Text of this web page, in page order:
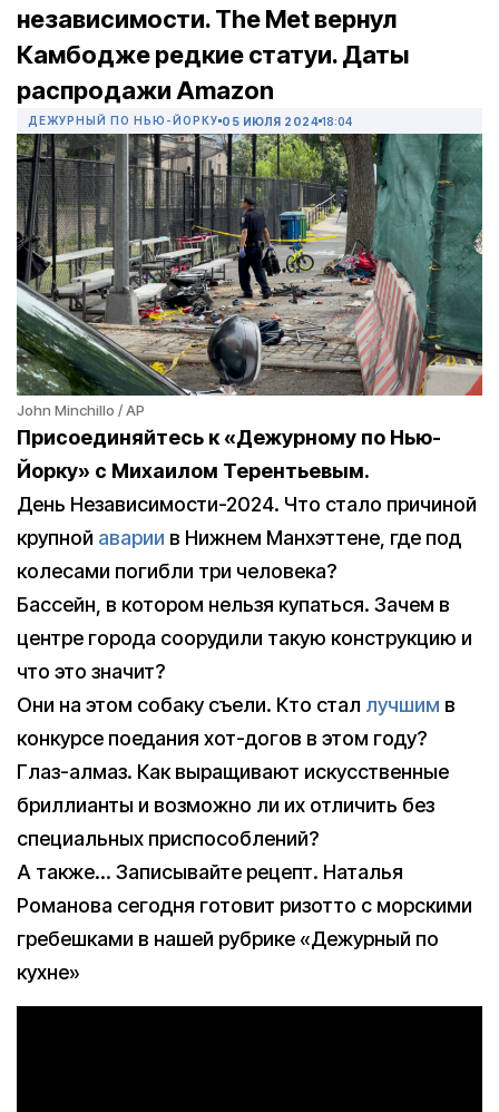
независимости. The Met вернул
Камбодже редкие статуи. Даты
распродажи Amazon
ДЕЖУРНЫЙ ПО НЬЮ-ЙОРКУ 05 ИЮЛЯ 2024 18:04
John Minchillo / AP
Присоединяйтесь к «Дежурному по Нью-
Йорку» с Михаилом Терентьевым.
День Независимости-2024. Что стало причиной
крупной аварии в Нижнем Манхэттене, где под
колесами погибли три человека?
Бассейн, в котором нельзя купаться. Зачем в
центре города соорудили такую конструкцию и
что это значит?
Они на этом собаку съели. Кто стал лучшим в
конкурсе поедания хот-догов в этом году?
Глаз-алмаз. Как выращивают искусственные
бриллианты и возможно ли их отличить без
специальных приспособлений?
А также… Записывайте рецепт. Наталья
Романова сегодня готовит ризотто с морскими
гребешками в нашей рубрике «Дежурный по
кухне»